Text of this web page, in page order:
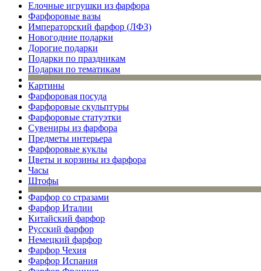
Елочные игрушки из фарфора
Фарфоровые вазы
Императорский фарфор (ЛФЗ)
Новогодние подарки
Дорогие подарки
Подарки по праздникам
Подарки по тематикам
Картины
Фарфоровая посуда
Фарфоровые скульптуры
Фарфоровые статуэтки
Сувениры из фарфора
Предметы интерьера
Фарфоровые куклы
Цветы и корзины из фарфора
Часы
Штофы
Фарфор со стразами
Фарфор Италии
Китайский фарфор
Русский фарфор
Немецкий фарфор
Фарфор Чехия
Фарфор Испания